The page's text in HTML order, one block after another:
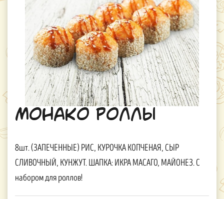
Монако Роллы
8шт. (ЗАПЕЧЕННЫЕ) РИС, КУРОЧКА КОПЧЕНАЯ, СЫР
СЛИВОЧНЫЙ, КУНЖУТ. ШАПКА: ИКРА МАСАГО, МАЙОНЕЗ. С
набором для роллов!